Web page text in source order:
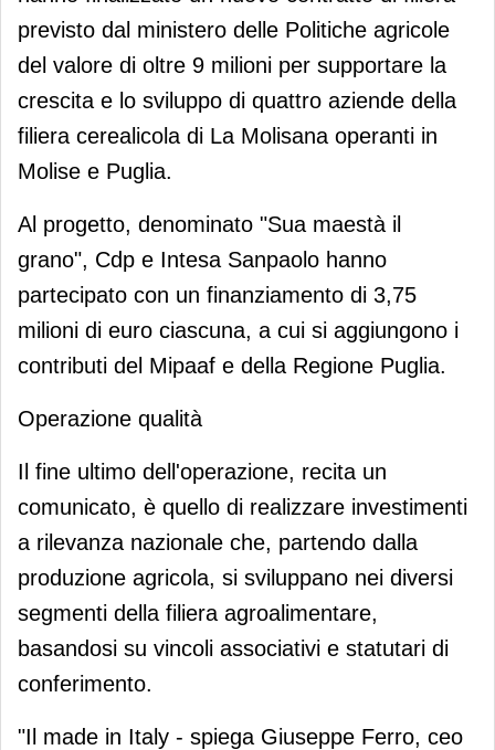
previsto dal ministero delle Politiche agricole
del valore di oltre 9 milioni per supportare la
crescita e lo sviluppo di quattro aziende della
filiera cerealicola di La Molisana operanti in
Molise e Puglia.
Al progetto, denominato "Sua maestà il
grano", Cdp e Intesa Sanpaolo hanno
partecipato con un finanziamento di 3,75
milioni di euro ciascuna, a cui si aggiungono i
contributi del Mipaaf e della Regione Puglia.
Operazione qualità
Il fine ultimo dell'operazione, recita un
comunicato, è quello di realizzare investimenti
a rilevanza nazionale che, partendo dalla
produzione agricola, si sviluppano nei diversi
segmenti della filiera agroalimentare,
basandosi su vincoli associativi e statutari di
conferimento.
"Il made in Italy - spiega Giuseppe Ferro, ceo